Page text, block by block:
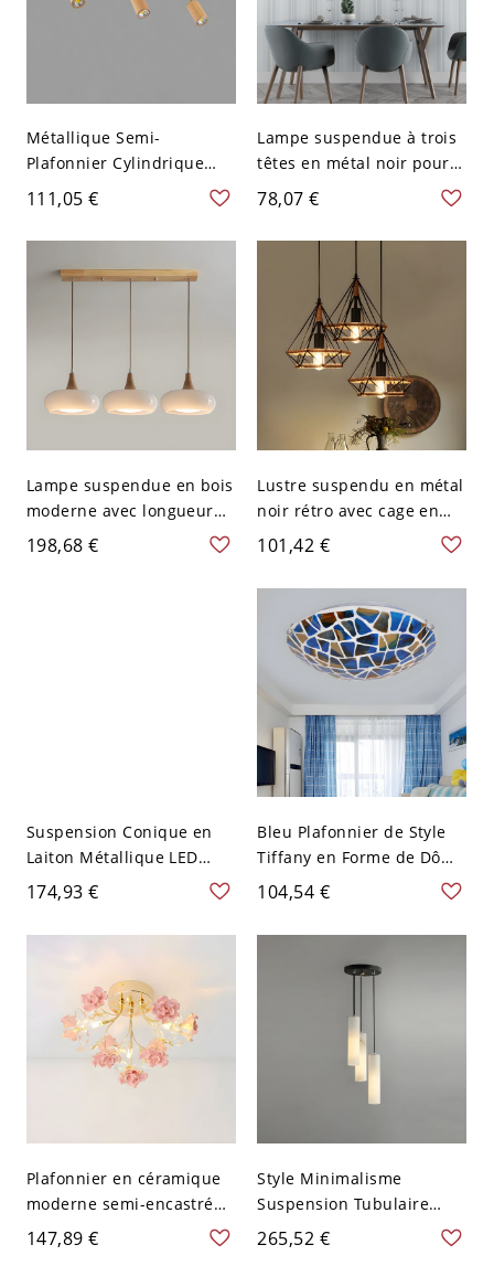
Métallique Semi-
Plafonnier Cylindrique
Contemporain Éclairage
sur Rail au Plafond pour
Salon - Café Clair 110 V-
120 V 3
111,05 €
Lampe suspendue à trois
têtes en métal noir pour
plafond linéaire LED
simple dans le salon avec
lumière blanche
78,07 €
Lampe suspendue en bois
moderne avec longueur
de suspension réglable et
abat-jour en verre élégant
198,68 €
Lustre suspendu en métal
noir rétro avec cage en
diamant à 3 têtes et
corde, avec une coupole
ronde
101,42 €
Suspension Conique en
Laiton Métallique LED
Lampe de Plafond Style
Contemporain Abat-Jour
Goutte de Larme en
V-120 V Laiton 3
174,93 €
Bleu Plafonnier de Style
Tiffany en Forme de Dôme
en Verre Craquelé à 2/3/4
Ampoules Lampe
Encastrée 12"/16"/19,5"
104,54 €
Plafonnier en céramique
moderne semi-encastré
avec lumières à broches
et cristaux - Rose 110 V-
147,89 €
Style Minimalisme
Suspension Tubulaire
Blanche en Marbre à 1
Ampoule Lampe
265,52 €